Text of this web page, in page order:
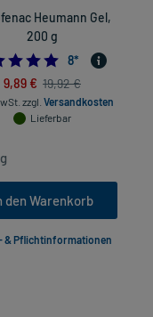
Heumann Gel,
200 g
5.0
8*
9,89 € 19,92 €
zzgl. Versandkosten
Lieferbar
den Warenkorb
& Pflichtinformationen